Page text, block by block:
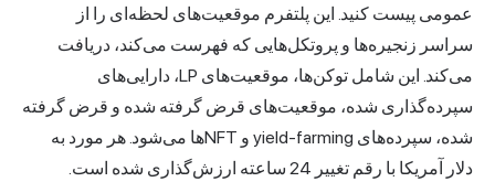
عمومی پیست کنید. این پلتفرم موقعیت‌های لحظه‌ای را از
سراسر زنجیره‌ها و پروتکل‌هایی که فهرست می‌کند، دریافت
می‌کند. این شامل توکن‌ها، موقعیت‌های LP، دارایی‌های
سپرده‌گذاری شده، موقعیت‌های قرض گرفته شده و قرض گرفته
شده، سپرده‌های yield-farming و NFTها می‌شود. هر مورد به
دلار آمریکا با رقم تغییر 24 ساعته ارزش‌گذاری شده است.